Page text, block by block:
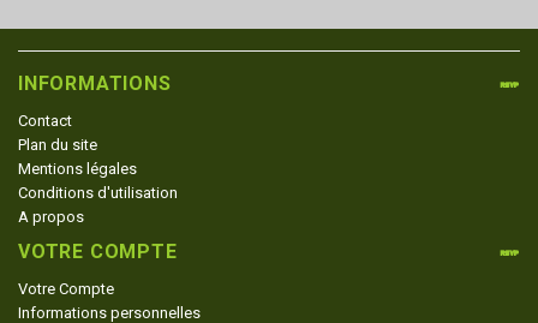
INFORMATIONS
Contact
Plan du site
Mentions légales
Conditions d'utilisation
A propos
VOTRE COMPTE
Votre Compte
Informations personnelles